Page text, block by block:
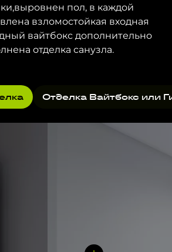
пол, в каждой
взломостойкая входная
вайтбокс дополнительно
отделка санузла.
Отделка Вайтбокс или